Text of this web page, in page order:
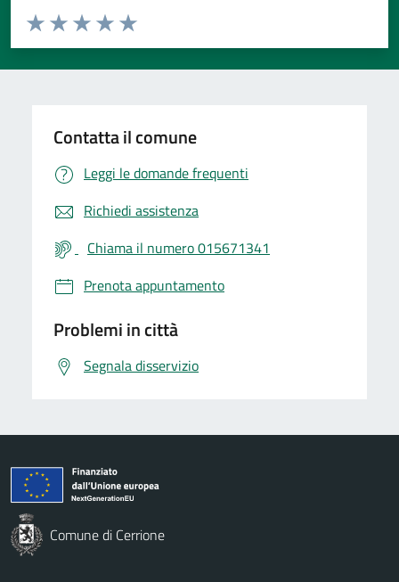
Valuta da 1 a 5 stelle la pagina
Valuta 5 stelle su 5
Valuta 4 stelle su 5
Valuta 3 stelle su 5
Valuta 2 stelle su 5
Valuta 1 stelle su 5
Contatta il comune
Leggi le domande frequenti
Richiedi assistenza
Chiama il numero 015671341
Prenota appuntamento
Problemi in città
Segnala disservizio
Comune di Cerrione